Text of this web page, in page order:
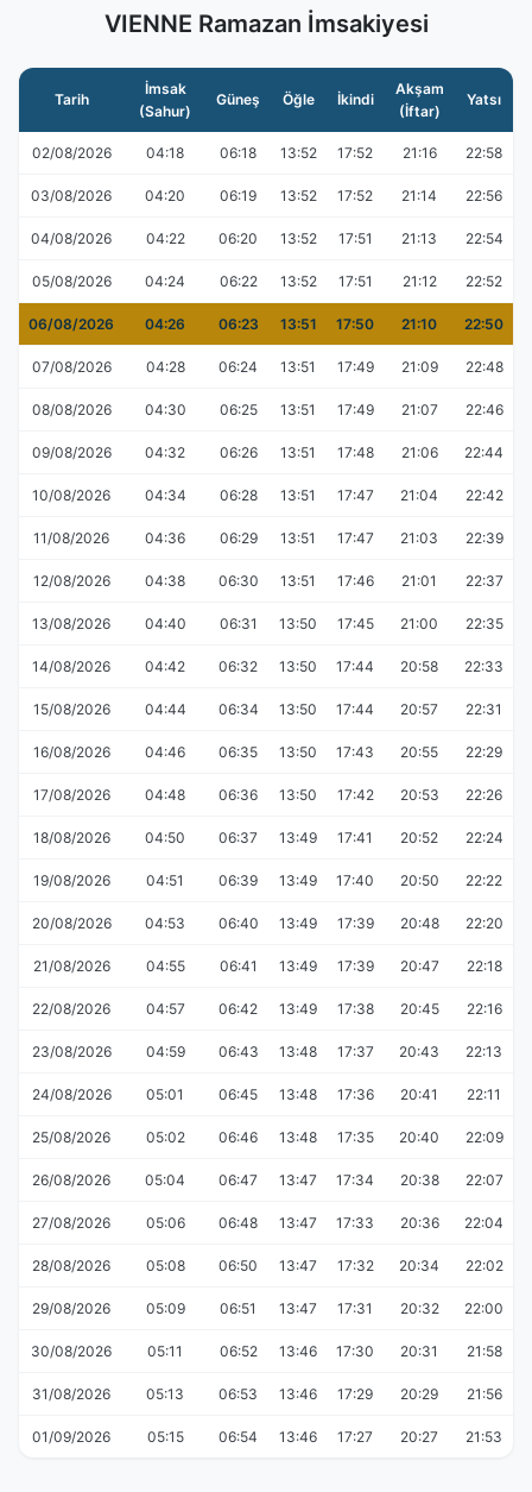
VIENNE Ramazan İmsakiyesi
Tarih
İmsak
(Sahur)
Güneş Öğle İkindi
Akşam
(İftar)
Yatsı
02/08/2026 04:18 06:18 13:52 17:52 21:16 22:58
03/08/2026 04:20 06:19 13:52 17:52 21:14 22:56
04/08/2026 04:22 06:20 13:52 17:51 21:13 22:54
05/08/2026 04:24 06:22 13:52 17:51 21:12 22:52
06/08/2026 04:26 06:23 13:51 17:50 21:10 22:50
07/08/2026 04:28 06:24 13:51 17:49 21:09 22:48
08/08/2026 04:30 06:25 13:51 17:49 21:07 22:46
09/08/2026 04:32 06:26 13:51 17:48 21:06 22:44
10/08/2026 04:34 06:28 13:51 17:47 21:04 22:42
11/08/2026 04:36 06:29 13:51 17:47 21:03 22:39
12/08/2026 04:38 06:30 13:51 17:46 21:01 22:37
13/08/2026 04:40 06:31 13:50 17:45 21:00 22:35
14/08/2026 04:42 06:32 13:50 17:44 20:58 22:33
15/08/2026 04:44 06:34 13:50 17:44 20:57 22:31
16/08/2026 04:46 06:35 13:50 17:43 20:55 22:29
17/08/2026 04:48 06:36 13:50 17:42 20:53 22:26
18/08/2026 04:50 06:37 13:49 17:41 20:52 22:24
19/08/2026 04:51 06:39 13:49 17:40 20:50 22:22
20/08/2026 04:53 06:40 13:49 17:39 20:48 22:20
21/08/2026 04:55 06:41 13:49 17:39 20:47 22:18
22/08/2026 04:57 06:42 13:49 17:38 20:45 22:16
23/08/2026 04:59 06:43 13:48 17:37 20:43 22:13
24/08/2026 05:01 06:45 13:48 17:36 20:41 22:11
25/08/2026 05:02 06:46 13:48 17:35 20:40 22:09
26/08/2026 05:04 06:47 13:47 17:34 20:38 22:07
27/08/2026 05:06 06:48 13:47 17:33 20:36 22:04
28/08/2026 05:08 06:50 13:47 17:32 20:34 22:02
29/08/2026 05:09 06:51 13:47 17:31 20:32 22:00
30/08/2026 05:11 06:52 13:46 17:30 20:31 21:58
31/08/2026 05:13 06:53 13:46 17:29 20:29 21:56
01/09/2026 05:15 06:54 13:46 17:27 20:27 21:53